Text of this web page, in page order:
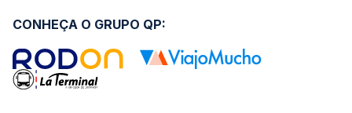
CONHEÇA O GRUPO QP: